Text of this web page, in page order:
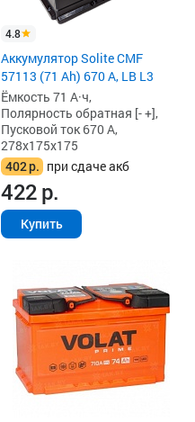
4.8
Аккумулятор Solite CMF
57113 (71 Ah) 670 А, LB L3
Ёмкость 71 А·ч,
Полярность обратная [- +],
Пусковой ток 670 А,
278x175x175
402р. при сдаче акб
422р.
Купить